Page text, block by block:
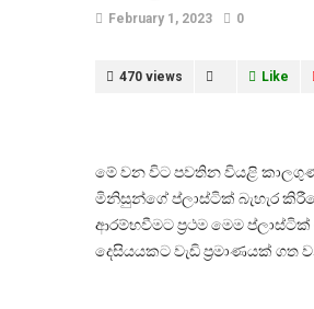
February 1, 2023 0
470 views Like
මේ වන විට පවතින වියළි
මිනිසුන්ගේ ප්ලාස්ටික් බැහැර
ආරම්භවීමට ප්‍රථම මෙම
දෙසියයකට වැඩි ප්‍රමාණයක්